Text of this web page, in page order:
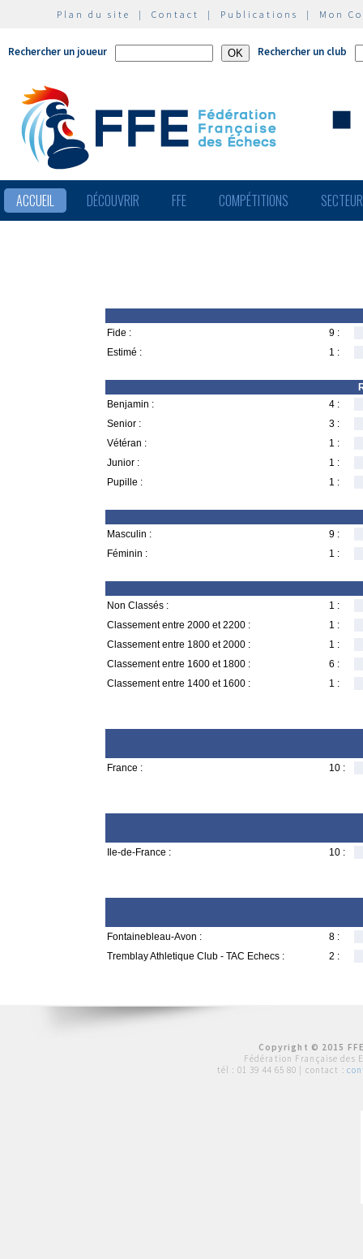
Plan du site | Contact | Publications | Mon
Rechercher un joueur Rechercher un club
ACCUEIL DÉCOUVRIR FFE COMPÉTITIONS
Fide :
9 :
Estimé :
1 :
Benjamin :
4 :
Senior :
3 :
Vétéran :
1 :
Junior :
1 :
Pupille :
1 :
Masculin :
9 :
Féminin :
1 :
Non Classés :
1 :
Classement entre 2000 et 2200 :
1 :
Classement entre 1800 et 2000 :
1 :
Classement entre 1600 et 1800 :
6 :
Classement entre 1400 et 1600 :
1 :
France : 10 :
Ile-de-France : 10 :
Fontainebleau-Avon :
8 :
Tremblay Athletique Club - TAC Echecs :
2 :
Copyright © 2015
Fédération Française des
tél : 01 39 44 65 80 | contact :